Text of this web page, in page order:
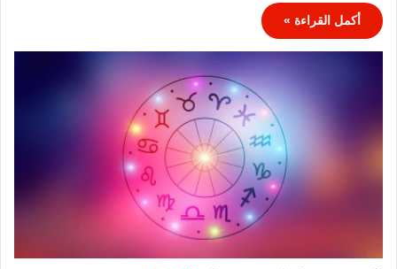
أكمل القراءة »